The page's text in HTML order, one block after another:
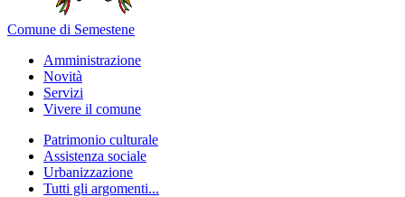
Comune di Semestene
Amministrazione
Novità
Servizi
Vivere il comune
Patrimonio culturale
Assistenza sociale
Urbanizzazione
Tutti gli argomenti...